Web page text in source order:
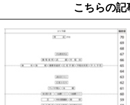
こちらの